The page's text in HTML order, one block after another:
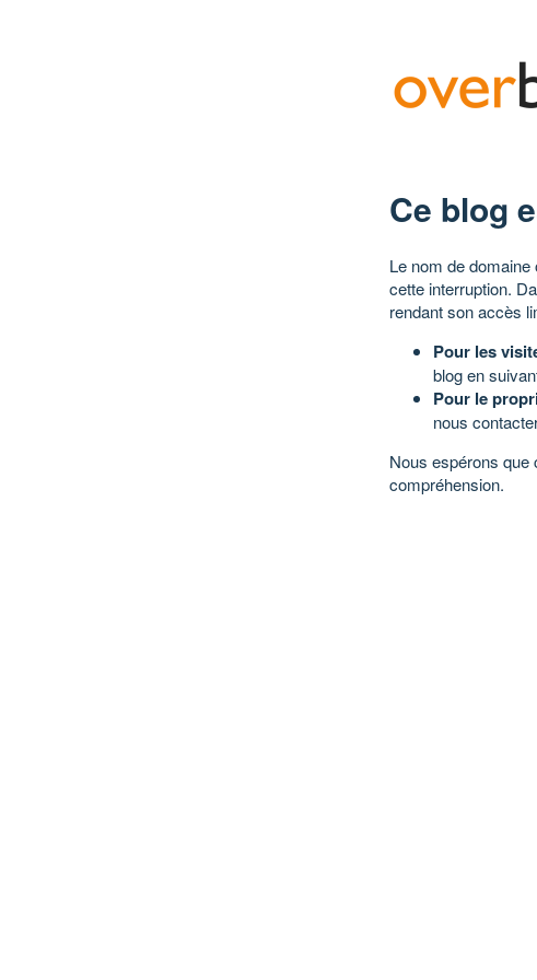
Ce blog
Le nom de domaine
cette interruption.
rendant son accès
Pour les
blog en
Pour le
nous
Nous espérons que
compréhension.